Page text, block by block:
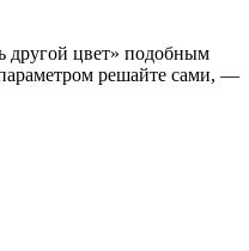
другой цвет» подобным
решайте сами, —